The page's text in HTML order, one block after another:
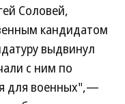
Соловей,
кандидатом
выдвинул
с ним по
для военных",—